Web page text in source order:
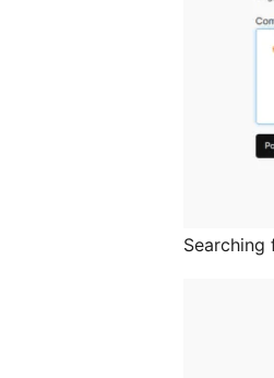
Searching